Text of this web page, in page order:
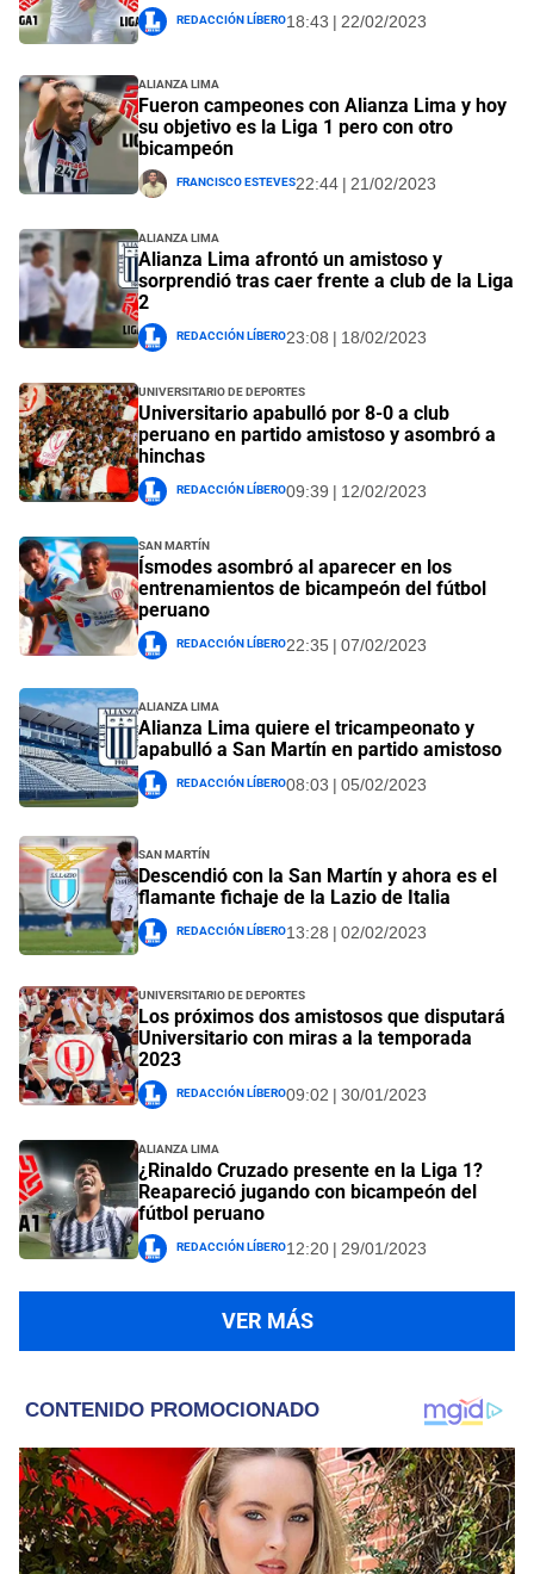
Redacción Líbero18:43 | 22/02/2023
Alianza Lima
Fueron campeones con Alianza Lima y hoy
su objetivo es la Liga 1 pero con otro
bicampeón
Francisco Esteves22:44 | 21/02/2023
Alianza Lima
Alianza Lima afrontó un amistoso y
sorprendió tras caer frente a club de la Liga
2
Redacción Líbero23:08 | 18/02/2023
Universitario de Deportes
Universitario apabulló por 8-0 a club
peruano en partido amistoso y asombró a
hinchas
Redacción Líbero09:39 | 12/02/2023
San Martín
Ísmodes asombró al aparecer en los
entrenamientos de bicampeón del fútbol
peruano
Redacción Líbero22:35 | 07/02/2023
Alianza Lima
Alianza Lima quiere el tricampeonato y
apabulló a San Martín en partido amistoso
Redacción Líbero08:03 | 05/02/2023
San Martín
Descendió con la San Martín y ahora es el
flamante fichaje de la Lazio de Italia
Redacción Líbero13:28 | 02/02/2023
Universitario de Deportes
Los próximos dos amistosos que disputará
Universitario con miras a la temporada
2023
Redacción Líbero09:02 | 30/01/2023
Alianza Lima
¿Rinaldo Cruzado presente en la Liga 1?
Reapareció jugando con bicampeón del
fútbol peruano
Redacción Líbero12:20 | 29/01/2023
VER MÁS